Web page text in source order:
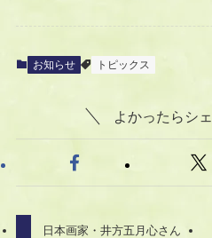
お知らせ トピックス
よかったらシ
日本画家・井方五月心さん